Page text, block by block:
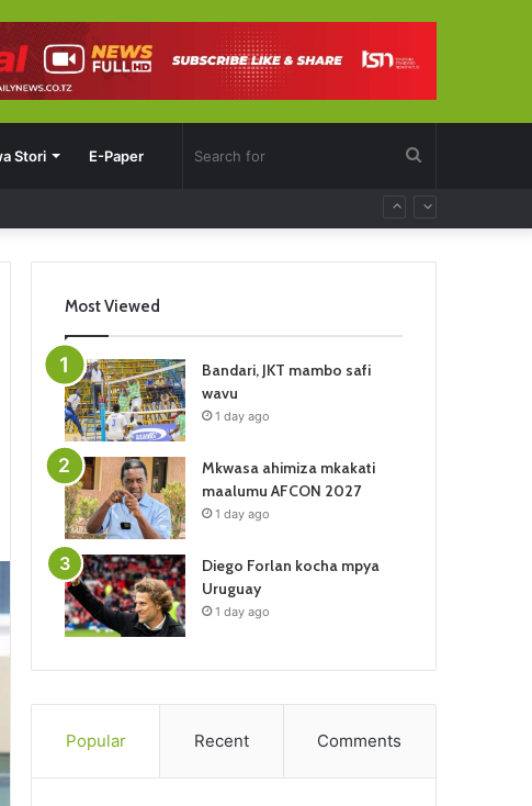
Stori E-Paper
Most Viewed
Bandari, JKT mambo safi
wavu
1 day ago
Mkwasa ahimiza mkakati
maalumu AFCON 2027
1 day ago
Diego Forlan kocha mpya
Uruguay
1 day ago
Popular Recent Comments